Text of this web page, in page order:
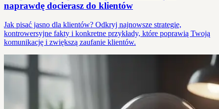
naprawdę docierasz do klientów
Jak pisać jasno dla klientów? Odkryj najnowsze strategie,
kontrowersyjne fakty i konkretne przykłady, które poprawią Twoją
komunikację i zwiększą zaufanie klientów.